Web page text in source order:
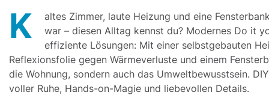
K
altes Zimmer, laute Heizung und eine
war – diesen Alltag kennst du? Modernes Do it
effiziente Lösungen: Mit einer selbstgebauten
Reflexionsfolie gegen Wärmeverluste und einem
die Wohnung, sondern auch das Umweltbewusstsein.
voller Ruhe, Hands-on-Magie und liebevollen Details.